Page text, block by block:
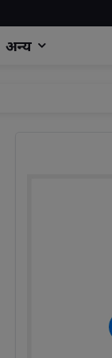
अन्य